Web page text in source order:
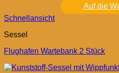
Auf die
Schnellansicht
Sessel
Flughafen Wartebank 2 Stück